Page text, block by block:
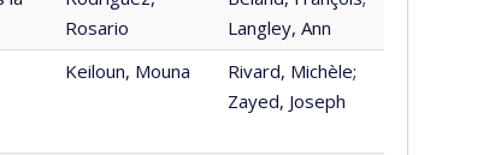
Rosario
Langley, Ann
Keiloun, Mouna
Rivard, Michèle;
Zayed, Joseph